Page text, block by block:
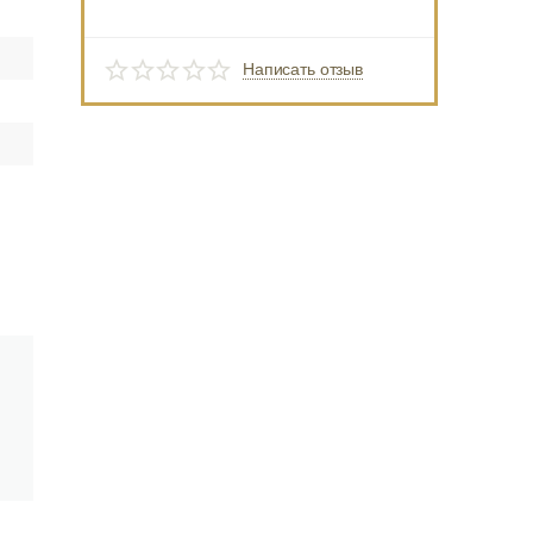
Написать отзыв